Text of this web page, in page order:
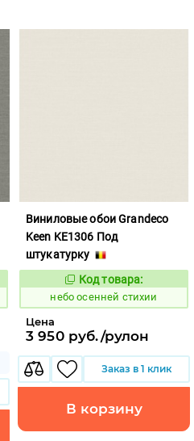
Виниловые обои Grandeco
Keen KE1306 Под
штукатурку
1117848
Код товара:
небо осенней стихии
Цена
3 950 руб./рулон
Заказ в 1 клик
В корзину